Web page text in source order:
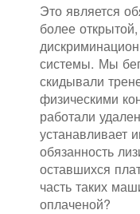
Это является
более
системы. Мы
скидывали
физическими
работали
устанавливает
обязанность
оставшихся
часть таких
оплаченой?